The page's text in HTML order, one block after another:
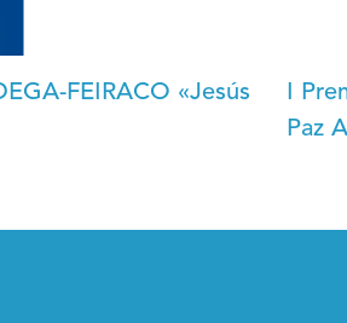
FEIRACO «Jesús
I
Paz